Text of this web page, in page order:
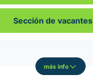
Sección de vacantes
más info